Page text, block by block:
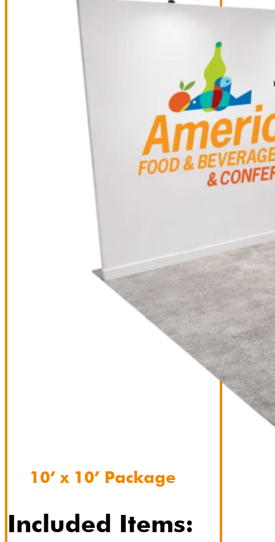
10’ x 10’ Package
Included Items: